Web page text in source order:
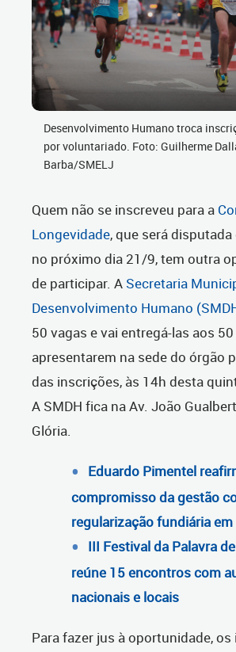
Desenvolvimento Humano troca
por voluntariado. Foto: Guilherme
Barba/SMELJ
Quem não se inscreveu para a
Longevidade, que será
no próximo dia 21/9, tem outra
de participar. A Secretaria
Desenvolvimento Humano
50 vagas e vai entregá-las aos
apresentarem na sede do órgão
das inscrições, às 14h desta
A SMDH fica na Av. João
Glória.
Eduardo Pimentel
compromisso da gestão
regularização fundiária
III Festival da Palavra
reúne 15 encontros com
nacionais e locais
Para fazer jus à oportunidade,